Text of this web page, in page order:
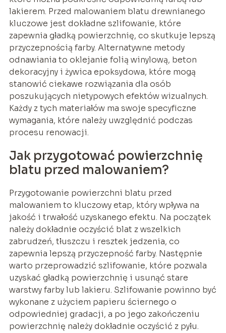
lakierem. Przed malowaniem blatu drewnianego
kluczowe jest dokładne szlifowanie, które
zapewnia gładką powierzchnię, co skutkuje lepszą
przyczepnością farby. Alternatywne metody
odnawiania to oklejanie folią winylową, beton
dekoracyjny i żywica epoksydowa, które mogą
stanowić ciekawe rozwiązania dla osób
poszukujących nietypowych efektów wizualnych.
Każdy z tych materiałów ma swoje specyficzne
wymagania, które należy uwzględnić podczas
procesu renowacji.
Jak przygotować powierzchnię
blatu przed malowaniem?
Przygotowanie powierzchni blatu przed
malowaniem to kluczowy etap, który wpływa na
jakość i trwałość uzyskanego efektu. Na początek
należy dokładnie oczyścić blat z wszelkich
zabrudzeń, tłuszczu i resztek jedzenia, co
zapewnia lepszą przyczepność farby. Następnie
warto przeprowadzić szlifowanie, które pozwala
uzyskać gładką powierzchnię i usunąć stare
warstwy farby lub lakieru. Szlifowanie powinno być
wykonane z użyciem papieru ściernego o
odpowiedniej gradacji, a po jego zakończeniu
powierzchnię należy dokładnie oczyścić z pyłu.